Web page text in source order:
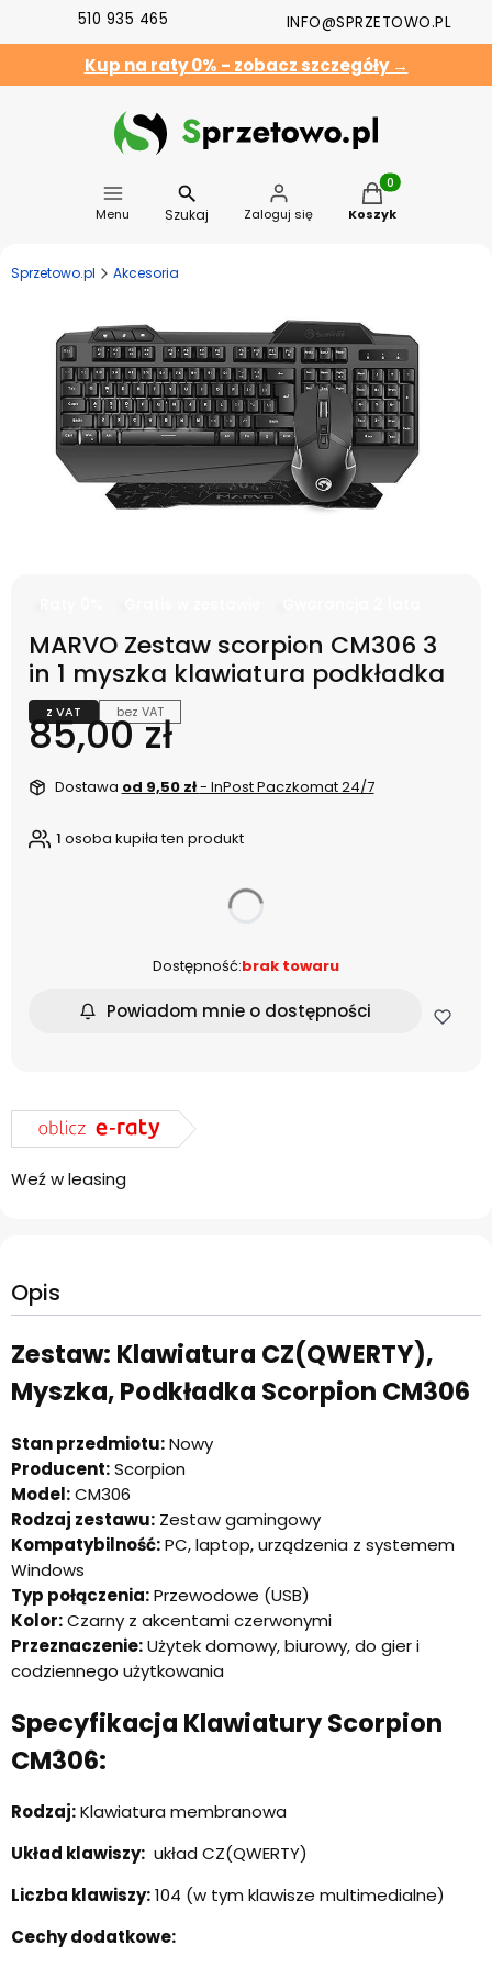
510 935 465 INFO@SPRZETOWO.PL
Kup na raty 0% - zobacz szczegóły →
Menu Szukaj Zaloguj się
Produkty w
Koszyk
Sprzetowo.pl Akcesoria
MARVO Zestaw scorpion CM306 3
in 1 myszka klawiatura podkładka
z VAT bez VAT
Cena
85,00 zł
Dostawa od 9,50 zł- InPost Paczkomat 24/7
1 osoba kupiła ten produkt
Dostępność:brak towaru
Powiadom mnie o dostępności
Weź w leasing
Opis
Zestaw: Klawiatura CZ(QWERTY),
Myszka, Podkładka Scorpion CM306
Stan przedmiotu:Nowy
Producent:Scorpion
Model:CM306
Rodzaj zestawu: Zestaw gamingowy
Kompatybilność:PC, laptop, urządzenia z systemem
Windows
Typ połączenia:Przewodowe (USB)
Kolor:Czarny z akcentami czerwonymi
Przeznaczenie:Użytek domowy, biurowy, do gier i
codziennego użytkowania
Specyfikacja Klawiatury Scorpion
CM306:
Rodzaj:Klawiatura membranowa
Układ klawiszy: układ CZ(QWERTY)
Liczba klawiszy:104 (w tym klawisze multimedialne)
Cechy dodatkowe: